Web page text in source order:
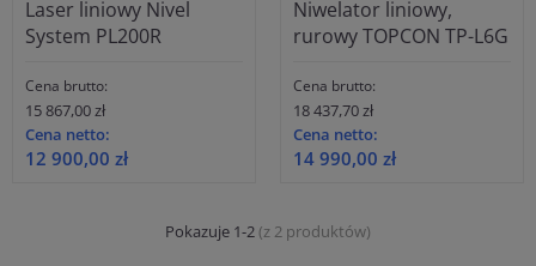
Laser liniowy Nivel
System PL200R
Cena brutto:
15 867,00 zł
Cena netto:
12 900,00 zł
Niwelator liniowy,
rurowy TOPCON TP-L6G
Cena brutto:
18 437,70 zł
Cena netto:
14 990,00 zł
Pokazuje 1-2 (z 2 produktów)